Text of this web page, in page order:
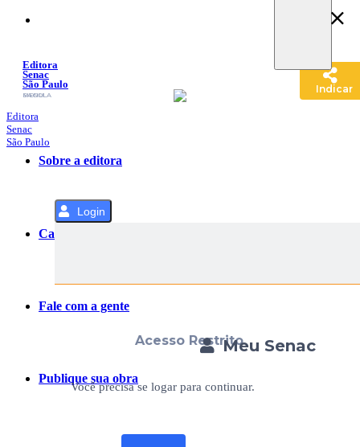
Conteúdo
Editora
Senac
São Paulo
SACOLA
MENU
Editora
Senac
São Paulo
Sobre a editora
Categorias
Fale com a gente
Publique sua obra
Login
Meu Senac
Acesso Restrito
Você precisa se logar para continuar.
Indicar